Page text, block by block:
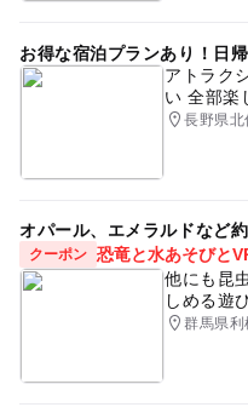
お得な宿泊プランあり！日
アトラク
い 全部楽
長野県
オパール、エメラルドなど
クーポン 恐竜と水あそびと
他にも昆
しめる遊
群馬県